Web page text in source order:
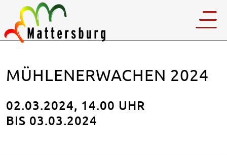
MÜHLENERWACHEN 2024
02.03.2024, 14.00 UHR
BIS 03.03.2024